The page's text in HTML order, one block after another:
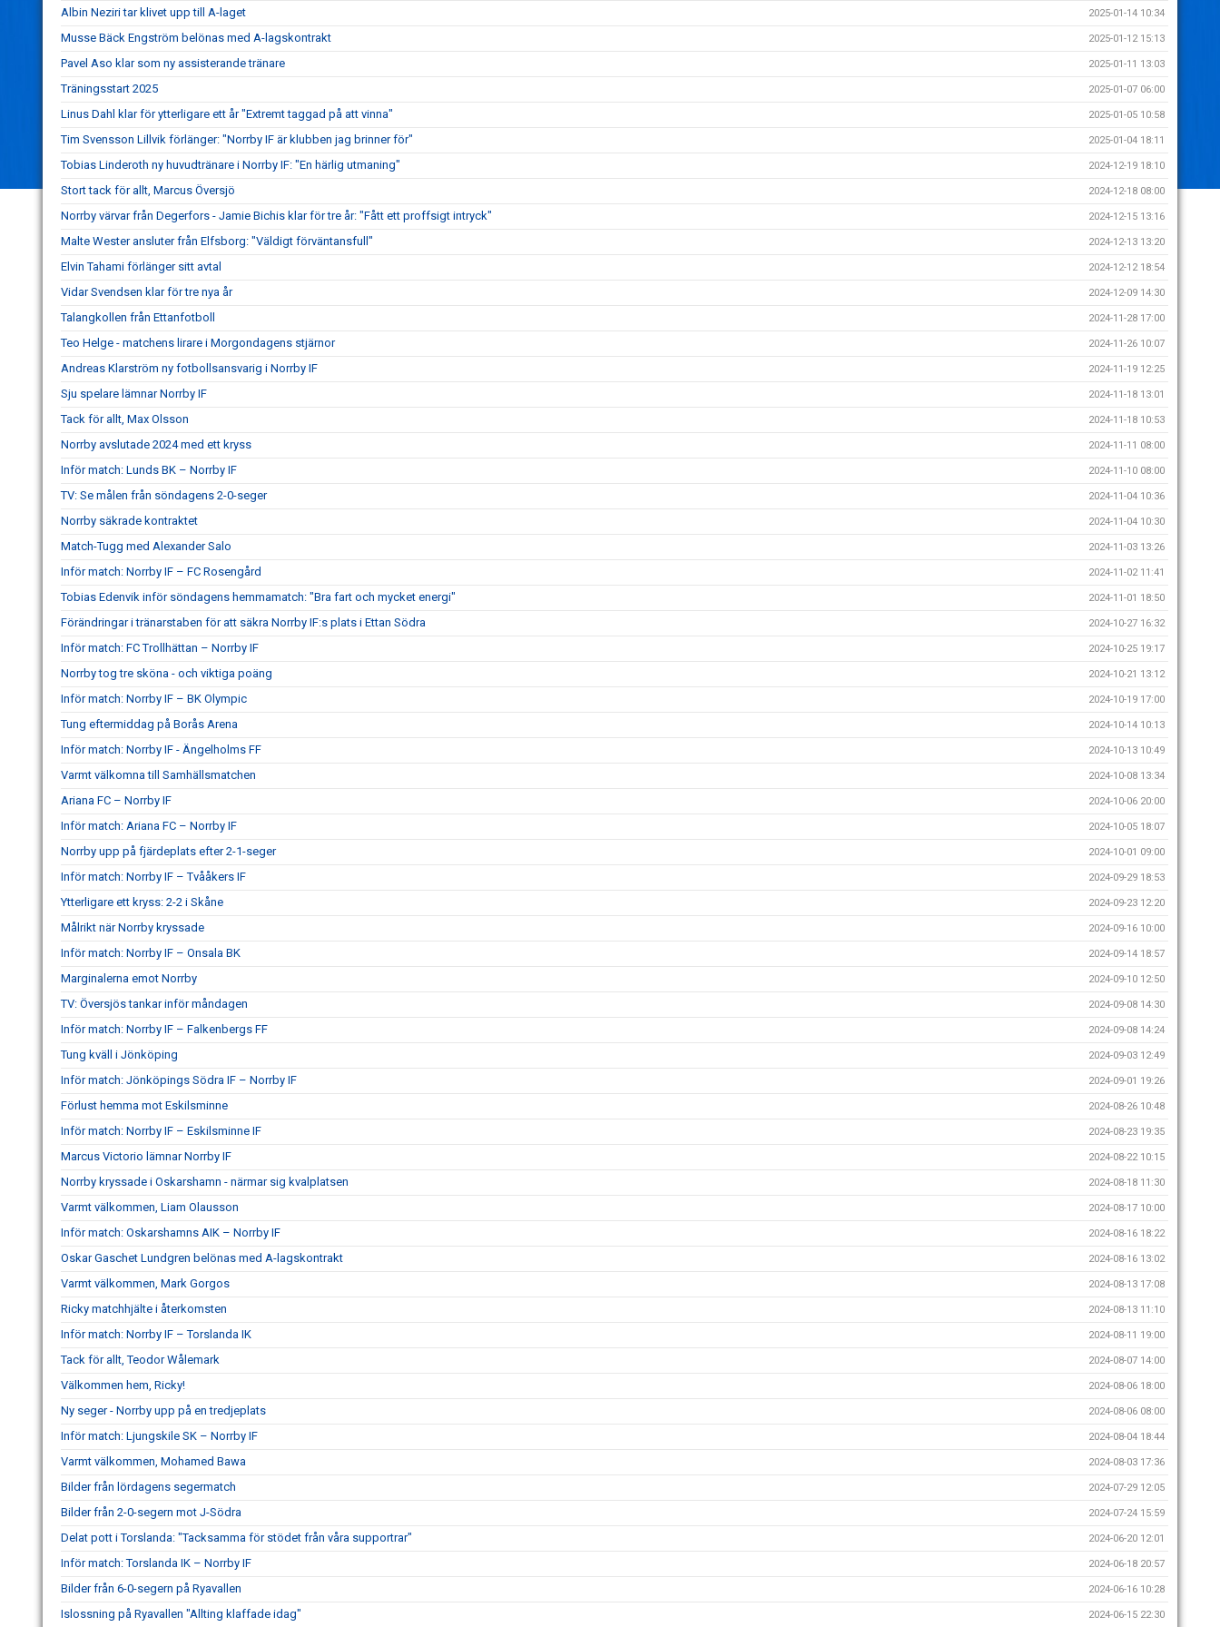
Albin Neziri tar klivet upp till A-laget 2025-01-14 10:34
Musse Bäck Engström belönas med A-lagskontrakt 2025-01-12 15:13
Pavel Aso klar som ny assisterande tränare 2025-01-11 13:03
Träningsstart 2025 2025-01-07 06:00
Linus Dahl klar för ytterligare ett år "Extremt taggad på att vinna" 2025-01-05 10:58
Tim Svensson Lillvik förlänger: "Norrby IF är klubben jag brinner för" 2025-01-04 18:11
Tobias Linderoth ny huvudtränare i Norrby IF: "En härlig utmaning" 2024-12-19 18:10
Stort tack för allt, Marcus Översjö 2024-12-18 08:00
Norrby värvar från Degerfors - Jamie Bichis klar för tre år: "Fått ett proffsigt intryck" 2024-12-15 13:16
Malte Wester ansluter från Elfsborg: "Väldigt förväntansfull" 2024-12-13 13:20
Elvin Tahami förlänger sitt avtal 2024-12-12 18:54
Vidar Svendsen klar för tre nya år 2024-12-09 14:30
Talangkollen från Ettanfotboll 2024-11-28 17:00
Teo Helge - matchens lirare i Morgondagens stjärnor 2024-11-26 10:07
Andreas Klarström ny fotbollsansvarig i Norrby IF 2024-11-19 12:25
Sju spelare lämnar Norrby IF 2024-11-18 13:01
Tack för allt, Max Olsson 2024-11-18 10:53
Norrby avslutade 2024 med ett kryss 2024-11-11 08:00
Inför match: Lunds BK – Norrby IF 2024-11-10 08:00
TV: Se målen från söndagens 2-0-seger 2024-11-04 10:36
Norrby säkrade kontraktet 2024-11-04 10:30
Match-Tugg med Alexander Salo 2024-11-03 13:26
Inför match: Norrby IF – FC Rosengård 2024-11-02 11:41
Tobias Edenvik inför söndagens hemmamatch: "Bra fart och mycket energi" 2024-11-01 18:50
Förändringar i tränarstaben för att säkra Norrby IF:s plats i Ettan Södra 2024-10-27 16:32
Inför match: FC Trollhättan – Norrby IF 2024-10-25 19:17
Norrby tog tre sköna - och viktiga poäng 2024-10-21 13:12
Inför match: Norrby IF – BK Olympic 2024-10-19 17:00
Tung eftermiddag på Borås Arena 2024-10-14 10:13
Inför match: Norrby IF - Ängelholms FF 2024-10-13 10:49
Varmt välkomna till Samhällsmatchen 2024-10-08 13:34
Ariana FC – Norrby IF 2024-10-06 20:00
Inför match: Ariana FC – Norrby IF 2024-10-05 18:07
Norrby upp på fjärdeplats efter 2-1-seger 2024-10-01 09:00
Inför match: Norrby IF – Tvååkers IF 2024-09-29 18:53
Ytterligare ett kryss: 2-2 i Skåne 2024-09-23 12:20
Målrikt när Norrby kryssade 2024-09-16 10:00
Inför match: Norrby IF – Onsala BK 2024-09-14 18:57
Marginalerna emot Norrby 2024-09-10 12:50
TV: Översjös tankar inför måndagen 2024-09-08 14:30
Inför match: Norrby IF – Falkenbergs FF 2024-09-08 14:24
Tung kväll i Jönköping 2024-09-03 12:49
Inför match: Jönköpings Södra IF – Norrby IF 2024-09-01 19:26
Förlust hemma mot Eskilsminne 2024-08-26 10:48
Inför match: Norrby IF – Eskilsminne IF 2024-08-23 19:35
Marcus Victorio lämnar Norrby IF 2024-08-22 10:15
Norrby kryssade i Oskarshamn - närmar sig kvalplatsen 2024-08-18 11:30
Varmt välkommen, Liam Olausson 2024-08-17 10:00
Inför match: Oskarshamns AIK – Norrby IF 2024-08-16 18:22
Oskar Gaschet Lundgren belönas med A-lagskontrakt 2024-08-16 13:02
Varmt välkommen, Mark Gorgos 2024-08-13 17:08
Ricky matchhjälte i återkomsten 2024-08-13 11:10
Inför match: Norrby IF – Torslanda IK 2024-08-11 19:00
Tack för allt, Teodor Wålemark 2024-08-07 14:00
Välkommen hem, Ricky! 2024-08-06 18:00
Ny seger - Norrby upp på en tredjeplats 2024-08-06 08:00
Inför match: Ljungskile SK – Norrby IF 2024-08-04 18:44
Varmt välkommen, Mohamed Bawa 2024-08-03 17:36
Bilder från lördagens segermatch 2024-07-29 12:05
Bilder från 2-0-segern mot J-Södra 2024-07-24 15:59
Delat pott i Torslanda: "Tacksamma för stödet från våra supportrar" 2024-06-20 12:01
Inför match: Torslanda IK – Norrby IF 2024-06-18 20:57
Bilder från 6-0-segern på Ryavallen 2024-06-16 10:28
Islossning på Ryavallen "Allting klaffade idag" 2024-06-15 22:30